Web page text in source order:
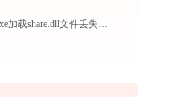
众赢财富通 Allwin.exe加载share.dll文件丢失处理办法